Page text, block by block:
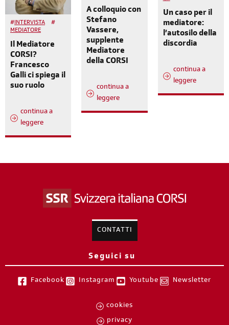
#INTERVISTA
#
MEDIATORE
Il Mediatore
CORSI?
Francesco
Galli ci spiega il
suo ruolo
continua a
leggere
A colloquio con
Stefano
Vassere,
supplente
Mediatore
della CORSI
continua a
leggere
Un caso per il
mediatore:
l’autosilo della
discordia
continua a
leggere
CONTATTI
Seguici su
Facebook Instagram Youtube Newsletter
cookies
privacy